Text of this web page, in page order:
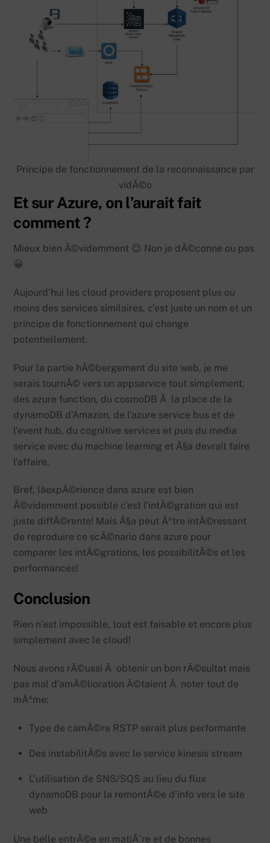
Principe de fonctionnement de la reconnaissance par
vidÃ©o
Et sur Azure, on l’aurait fait
comment ?
Mieux bien Ã©videmment 😉 Non je dÃ©conne ou pas
😀
Aujourd’hui les cloud providers proposent plus ou
moins des services similaires, c’est juste un nom et un
principe de fonctionnement qui change
potentiellement.
Pour la partie hÃ©bergement du site web, je me
serais tournÃ© vers un appservice tout simplement,
des azure function, du cosmoDB Ã la place de la
dynamoDB d’Amazon, de l’azure service bus et de
l’event hub, du cognitive services et puis du media
service avec du machine learning et Ã§a devrait faire
l’affaire.
Bref, lâexpÃ©rience dans azure est bien
Ã©videmment possible c’est l’intÃ©gration qui est
juste diffÃ©rente! Mais Ã§a peut Ãªtre intÃ©ressant
de reproduire ce scÃ©nario dans azure pour
comparer les intÃ©grations, les possibilitÃ©s et les
performances!
Conclusion
Rien n’est impossible, tout est faisable et encore plus
simplement avec le cloud!
Nous avons rÃ©ussi Ã obtenir un bon rÃ©sultat mais
pas mal d’amÃ©lioration Ã©taient Ã noter tout de
mÃªme:
Type de camÃ©ra RSTP serait plus performante
Des instabilitÃ©s avec le service kinesis stream
L’utilisation de SNS/SQS au lieu du flux
dynamoDB pour la remontÃ©e d’info vers le site
web
Une belle entrÃ©e en matiÃ¨re et de bonnes